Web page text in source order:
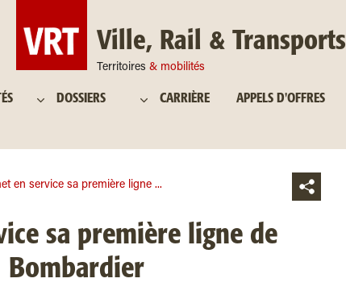
Ville, Rail & Transports
Territoires & mobilités
DOSSIERS CARRIÈRE APPELS D'OFFRES
en service sa première ligne ...
sa première ligne de